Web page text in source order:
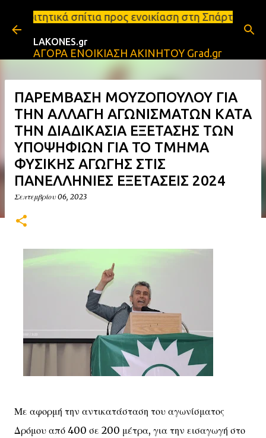
Μετάβαση στο κύριο περιεχόμενο
προς ενοικίαση στη Σπάρτη Ενοικιάσεις
LAKONES.gr
ΑΓΟΡΑ ΕΝΟΙΚΙΑΣΗ ΑΚΙΝΗΤΟΥ Grad.gr
ΠΑΡΕΜΒΑΣΗ ΜΟΥΖΟΠΟΥΛΟΥ ΓΙΑ
ΤΗΝ ΑΛΛΑΓΗ ΑΓΩΝΙΣΜΑΤΩΝ ΚΑΤΑ
ΤΗΝ ΔΙΑΔΙΚΑΣΙΑ ΕΞΕΤΑΣΗΣ ΤΩΝ
ΥΠΟΨΗΦΙΩΝ ΓΙΑ ΤΟ ΤΜΗΜΑ
ΦΥΣΙΚΗΣ ΑΓΩΓΗΣ ΣΤΙΣ
ΠΑΝΕΛΛΗΝΙΕΣ ΕΞΕΤΑΣΕΙΣ 2024
Σεπτεμβρίου 06, 2023
Με αφορμή την αντικατάσταση του αγωνίσματος
Δρόμου από 400 σε 200 μέτρα, για την εισαγωγή στο